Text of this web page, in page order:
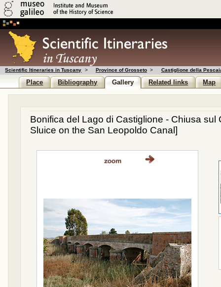
Scientific Itineraries in Tuscany > Province of Grosseto > Castiglione della
Place Bibliography Gallery Related links Map
Bonifica del Lago di Castiglione - Chiusa sul
Sluice on the San Leopoldo Canal]